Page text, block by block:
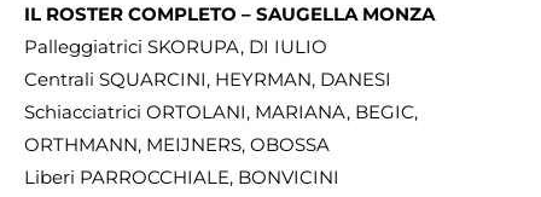
IL ROSTER COMPLETO – SAUGELLA MONZA
Palleggiatrici SKORUPA, DI IULIO
Centrali SQUARCINI, HEYRMAN, DANESI
Schiacciatrici ORTOLANI, MARIANA, BEGIC,
ORTHMANN, MEIJNERS, OBOSSA
Liberi PARROCCHIALE, BONVICINI